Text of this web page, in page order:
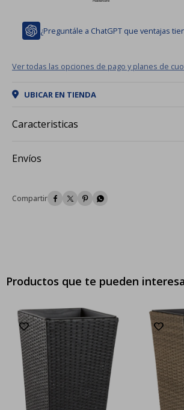
¿Preguntále a ChatGPT que ventajas
Ver todas las opciones de pago y planes de
UBICAR EN TIENDA
Caracteristicas
Envíos
   
Productos que te pueden